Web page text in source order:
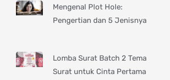
Mengenal Plot Hole:
Pengertian dan 5 Jenisnya
Lomba Surat Batch 2 Tema
Surat untuk Cinta Pertama